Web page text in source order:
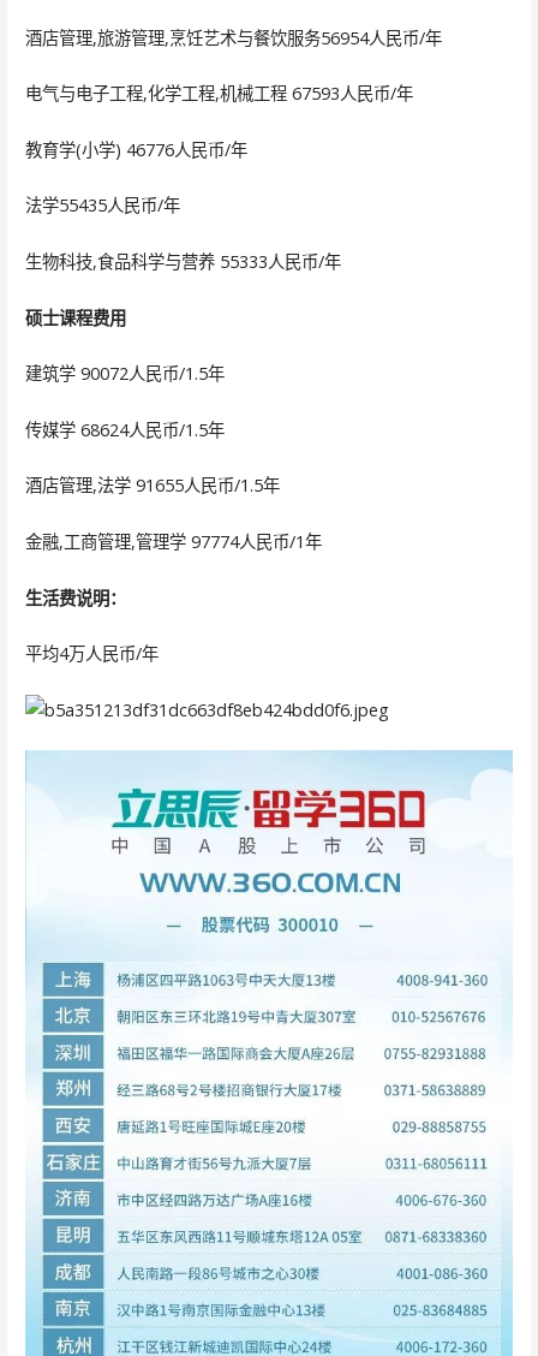
酒店管理,旅游管理,烹饪艺术与餐饮服务56954人民币/年
电气与电子工程,化学工程,机械工程 67593人民币/年
教育学(小学) 46776人民币/年
法学55435人民币/年
生物科技,食品科学与营养 55333人民币/年
硕士课程费用
建筑学 90072人民币/1.5年
传媒学 68624人民币/1.5年
酒店管理,法学 91655人民币/1.5年
金融,工商管理,管理学 97774人民币/1年
生活费说明：
平均4万人民币/年